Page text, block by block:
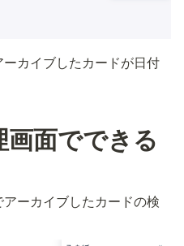
カイブしたカードが日付
面でできる
ーカイブしたカードの検